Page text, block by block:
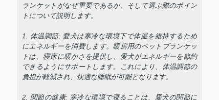
ランケットがなぜ重要であるか、そして選ぶ際のポイン
トについて説明します。
1. 体温調節: 愛犬は寒冷な環境下で体温を維持するため
にエネルギーを消費します。暖房用のペットブランケッ
トは、寝床に暖かさを提供し、愛犬がエネルギーを節約
できるようにサポートします。これにより、体温調節の
負担が軽減され、快適な睡眠が可能となります。
2. 関節の健康: 寒冷な環境で寝ることは、愛犬の関節に